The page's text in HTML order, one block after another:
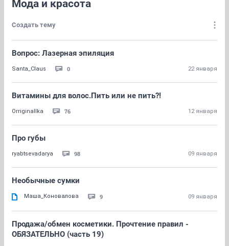
Мода и красота
Создать тему
Вопрос: Лазерная эпиляция
Santa_Claus 0 22 января
Витамины для волос.Пить или не пить?!
Orriginallka 76 12 января
Про губы
ryabtsevadarya 98 09 января
Необычные сумки
Маша_Коновалова 9 09 января
Продажа/обмен косметики. Прочтение правил -
ОБЯЗАТЕЛЬНО (часть 19)